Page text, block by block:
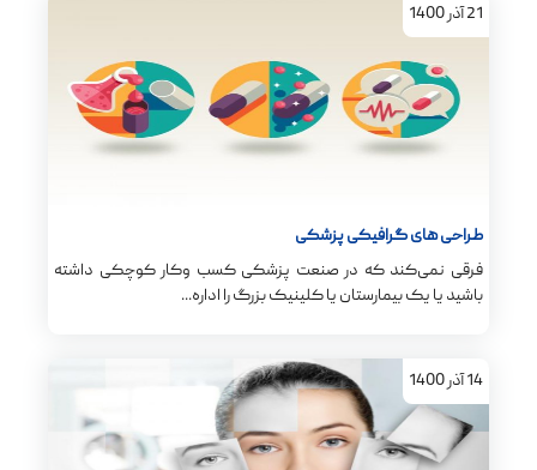
21آذر1400
طراحی های گرافیکی پزشکی
فرقی نمی‌کند که در صنعت پزشکی کسب‌ وکار کوچکی داشته
باشید یا یک بیمارستان یا کلینیک بزرگ را اداره...
14آذر1400